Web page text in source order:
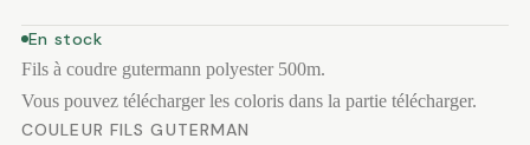
En stock
Fils à coudre gutermann polyester 500m.
Vous pouvez télécharger les coloris dans la partie télécharger.
COULEUR FILS GUTERMAN